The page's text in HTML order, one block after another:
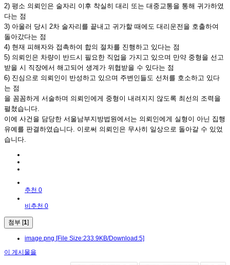
2) 평소 의뢰인은 술자리 이후 착실히 대리 또는 대중교통을 통해 귀가하였
다는 점
3) 아울러 당시 2차 술자리를 끝내고 귀가할 때에도 대리운전을 호출하여
돌아갔다는 점
4) 현재 피해자와 접촉하여 합의 절차를 진행하고 있다는 점
5) 의뢰인은 차량이 반드시 필요한 직업을 가지고 있으며 만약 중형을 선고
받을 시 직장에서 해고되어 생계가 위협받을 수 있다는 점
6) 진심으로 의뢰인이 반성하고 있으며 주변인들도 선처를 호소하고 있다
는 점
을 꼼꼼하게 서술하며 의뢰인에게 중형이 내려지지 않도록 최선의 조력을
펼쳤습니다.
이에 사건을 담당한 서울남부지방법원에서는 의뢰인에게 실형이 아닌 집행
유예를 판결하였습니다. 이로써 의뢰인은 무사히 일상으로 돌아갈 수 있었
습니다.
추천 0
비추천 0
첨부 [1]
image.png [File Size:233.9KB/Download:5]
이 게시물을